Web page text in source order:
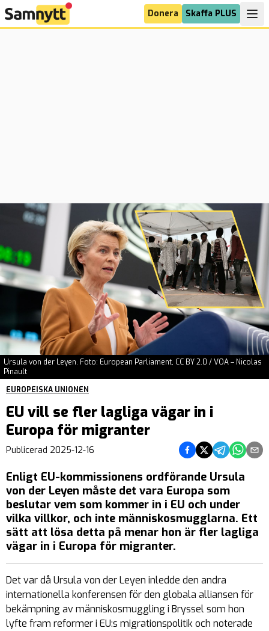
Donera Skaffa PLUS
Ursula von der Leyen. Foto: European Parliament, CC BY 2.0 / VOA – Nicolas
Pinault
EUROPEISKA UNIONEN
EU vill se fler lagliga vägar in i
Europa för migranter
Publicerad 2025-12-16 Dela på Facebook
Dela på Twitter
Dela påDela på
Dela
Enligt EU-kommissionens ordförande Ursula
von der Leyen måste det vara Europa som
beslutar vem som kommer in i EU och under
vilka villkor, och inte människosmugglarna. Ett
sätt att lösa detta på menar hon är fler lagliga
vägar in i Europa för migranter.
Det var då Ursula von der Leyen inledde den andra
internationella konferensen för den globala alliansen för
bekämpning av människosmuggling i Bryssel som hon
lyfte fram reformer i EU:s migrationspolitik och noterade